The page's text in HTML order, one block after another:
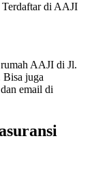
Terdaftar di AAJI
AAJI di Jl.
Bisa juga
email di